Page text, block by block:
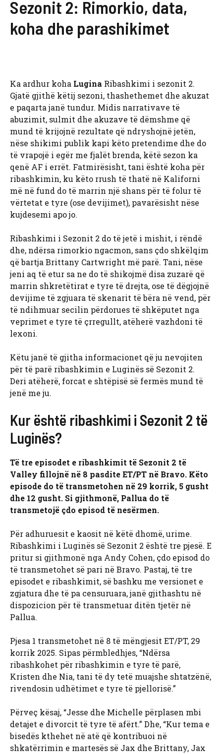
Sezonit 2: Rimorkio, data,
koha dhe parashikimet
Ka ardhur koha Lugina Ribashkimi i sezonit 2.
Gjatë gjithë këtij sezoni, thashethemet dhe akuzat
e paqarta janë tundur. Midis narrativave të
abuzimit, sulmit dhe akuzave të dëmshme që
mund të krijojnë rezultate që ndryshojnë jetën,
nëse shikimi publik kapi këto pretendime dhe do
të vrapojë i egër me fjalët brenda, këtë sezon ka
qenë AF i errët. Fatmirësisht, tani është koha për
ribashkimin, ku këto rrush të thatë në Kaliforni
më në fund do të marrin një shans për të folur të
vërtetat e tyre (ose devijimet), pavarësisht nëse
kujdesemi apo jo.
Ribashkimi i Sezonit 2 do të jetë i mishit, i rëndë
dhe, ndërsa rimorkio ngacmon, sans çdo shkëlqim
që bartja Brittany Cartwright më parë. Tani, nëse
jeni aq të etur sa ne do të shikojmë disa zuzarë që
marrin shkretëtirat e tyre të drejta, ose të dëgjojnë
devijime të zgjuara të skenarit të bëra në vend, për
të ndihmuar secilin përdorues të shkëputet nga
veprimet e tyre të çrregullt, atëherë vazhdoni të
lexoni.
Këtu janë të gjitha informacionet që ju nevojiten
për të parë ribashkimin e Luginës së Sezonit 2.
Deri atëherë, forcat e shtëpisë së fermës mund të
jenë me ju.
Kur është ribashkimi i Sezonit 2 të
Luginës?
Të tre episodet e ribashkimit të Sezonit 2 të
Valley fillojnë në 8 pasdite ET/PT në Bravo. Këto
episode do të transmetohen në 29 korrik, 5 gusht
dhe 12 gusht. Si gjithmonë, Pallua do të
transmetojë çdo episod të nesërmen.
Për adhuruesit e kaosit në këtë dhomë, urime.
Ribashkimi i Luginës së Sezonit 2 është tre pjesë. E
pritur si gjithmonë nga Andy Cohen, çdo episod do
të transmetohet së pari në Bravo. Pastaj, të tre
episodet e ribashkimit, së bashku me versionet e
zgjatura dhe të pa censuruara, janë gjithashtu në
dispozicion për të transmetuar ditën tjetër në
Pallua.
Pjesa 1 transmetohet në 8 të mëngjesit ET/PT, 29
korrik 2025. Sipas përmbledhjes, “Ndërsa
ribashkohet për ribashkimin e tyre të parë,
Kristen dhe Nia, tani të dy tetë muajshe shtatzënë,
rivendosin udhëtimet e tyre të pjellorisë.”
Përveç kësaj, “Jesse dhe Michelle përplasen mbi
detajet e divorcit të tyre të afërt.” Dhe, “Kur tema e
bisedës kthehet në atë që kontribuoi në
shkatërrimin e martesës së Jax dhe Brittany, Jax